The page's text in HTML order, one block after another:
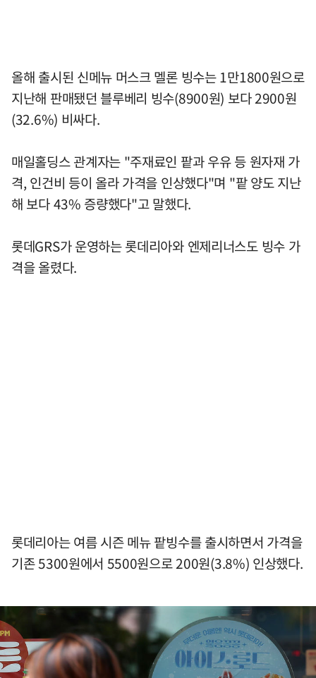
올해 출시된 신메뉴 머스크 멜론 빙수는 1만1800원으로
지난해 판매됐던 블루베리 빙수(8900원) 보다 2900원
(32.6%) 비싸다.
매일홀딩스 관계자는 "주재료인 팥과 우유 등 원자재 가
격, 인건비 등이 올라 가격을 인상했다"며 "팥 양도 지난
해 보다 43% 증량했다"고 말했다.
롯데GRS가 운영하는 롯데리아와 엔제리너스도 빙수 가
격을 올렸다.
롯데리아는 여름 시즌 메뉴 팥빙수를 출시하면서 가격을
기존 5300원에서 5500원으로 200원(3.8%) 인상했다.